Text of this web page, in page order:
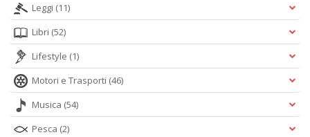
Leggi (11)
Libri (52)
Lifestyle (1)
Motori e Trasporti (46)
Musica (54)
Pesca (2)